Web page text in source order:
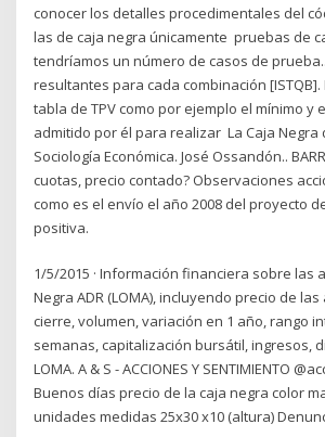
conocer los detalles procedimentales del
las de caja negra únicamente pruebas de
tendríamos un número de casos de
resultantes para cada combinación
tabla de TPV como por ejemplo el mínimo y
admitido por él para realizar La Caja Negra
Sociología Económica. José Ossandón..
cuotas, precio contado? Observaciones
como es el envío el año 2008 del proyecto
positiva.
1/5/2015 · Información financiera sobre las
Negra ADR (LOMA), incluyendo precio de
cierre, volumen, variación en 1 año, rango
semanas, capitalización bursátil, ingresos,
LOMA. A & S - ACCIONES Y SENTIMIENTO
Buenos días precio de la caja negra color
unidades medidas 25x30 x10 (altura)